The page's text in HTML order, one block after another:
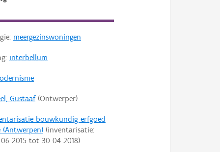
meergezinswoningen
interbellum
Gustaaf(Ontwerper)
bouwkundig erfgoed
(Antwerpen)(inventarisatie:
2015 tot 30-04-2018)